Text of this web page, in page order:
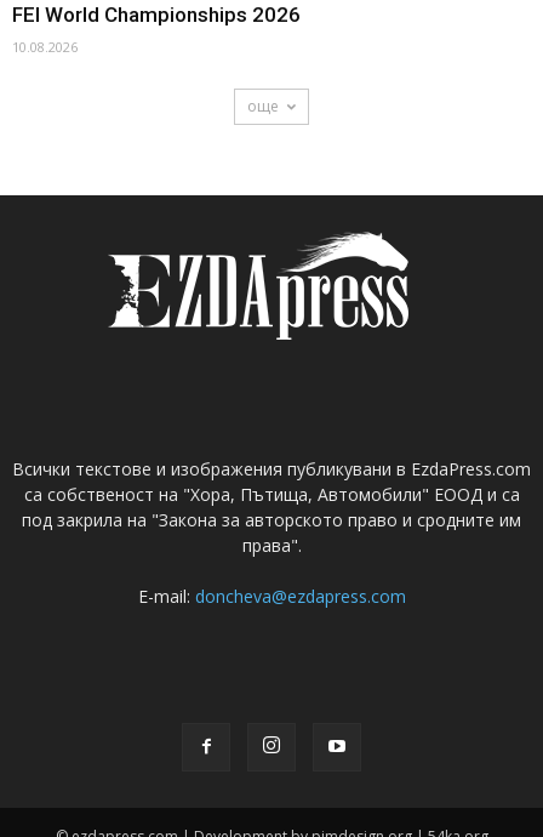
FEI World Championships 2026
10.08.2026
още
Всички текстове и изображения публикувани в EzdaPress.com
са собственост на "Хора, Пътища, Автомобили" ЕООД и са
под закрила на "Закона за авторското право и сродните им
права".
E-mail: doncheva@ezdapress.com